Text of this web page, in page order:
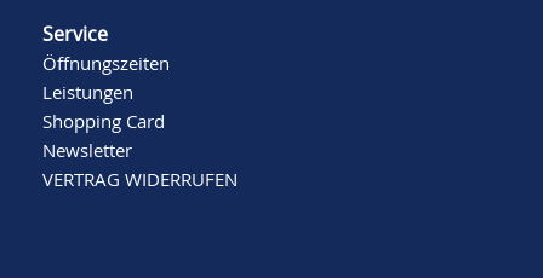
Service
Öffnungszeiten
Leistungen
Shopping Card
Newsletter
VERTRAG WIDERRUFEN